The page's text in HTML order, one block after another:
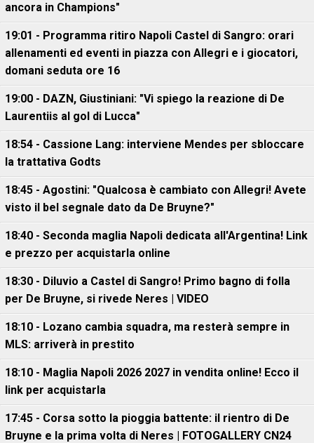
ancora in Champions"
19:01 - Programma ritiro Napoli Castel di Sangro: orari
allenamenti ed eventi in piazza con Allegri e i giocatori,
domani seduta ore 16
19:00 - DAZN, Giustiniani: "Vi spiego la reazione di De
Laurentiis al gol di Lucca"
18:54 - Cassione Lang: interviene Mendes per sbloccare
la trattativa Godts
18:45 - Agostini: "Qualcosa è cambiato con Allegri! Avete
visto il bel segnale dato da De Bruyne?"
18:40 - Seconda maglia Napoli dedicata all'Argentina! Link
e prezzo per acquistarla online
18:30 - Diluvio a Castel di Sangro! Primo bagno di folla
per De Bruyne, si rivede Neres | VIDEO
18:10 - Lozano cambia squadra, ma resterà sempre in
MLS: arriverà in prestito
18:10 - Maglia Napoli 2026 2027 in vendita online! Ecco il
link per acquistarla
17:45 - Corsa sotto la pioggia battente: il rientro di De
Bruyne e la prima volta di Neres | FOTOGALLERY CN24